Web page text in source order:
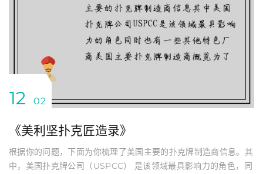
12 02
《美利坚扑克匠造录》
根据你的问题，下面为你梳理了美国主要的扑克牌制造商信息。其
中，美国扑克牌公司（USPCC） 是该领域最具影响力的角色，同